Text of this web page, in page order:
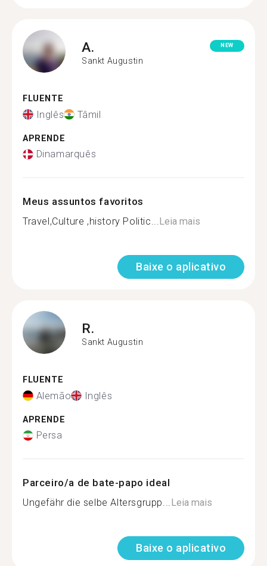
A.
Sankt Augustin
NEW
FLUENTE
Inglês Tâmil
APRENDE
Dinamarquês
Meus assuntos favoritos
Travel,Culture ,history Politic...Leia mais
Baixe o aplicativo
R.
Sankt Augustin
FLUENTE
Alemão Inglês
APRENDE
Persa
Parceiro/a de bate-papo ideal
Ungefähr die selbe Altersgrupp...Leia mais
Baixe o aplicativo